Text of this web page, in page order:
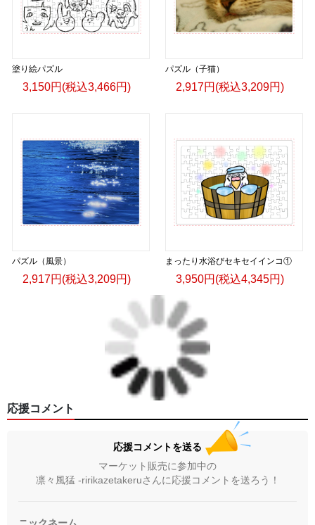
塗り絵パズル
3,150円(税込3,466円)
パズル（子猫）
2,917円(税込3,209円)
パズル（風景）
2,917円(税込3,209円)
まったり水浴びセキセイインコ①
3,950円(税込4,345円)
応援コメント
応援コメントを送る
マーケット販売に参加中の
凛々風猛 -ririkazetakeruさんに応援コメントを送ろう！
ニックネーム